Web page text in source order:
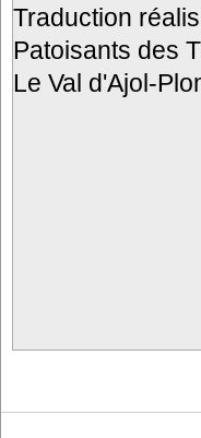
Traduction
Patoisants des
Le Val d'Ajol-